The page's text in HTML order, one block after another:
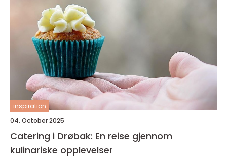
inspiration
04. October 2025
Catering i Drøbak: En reise gjennom
kulinariske opplevelser